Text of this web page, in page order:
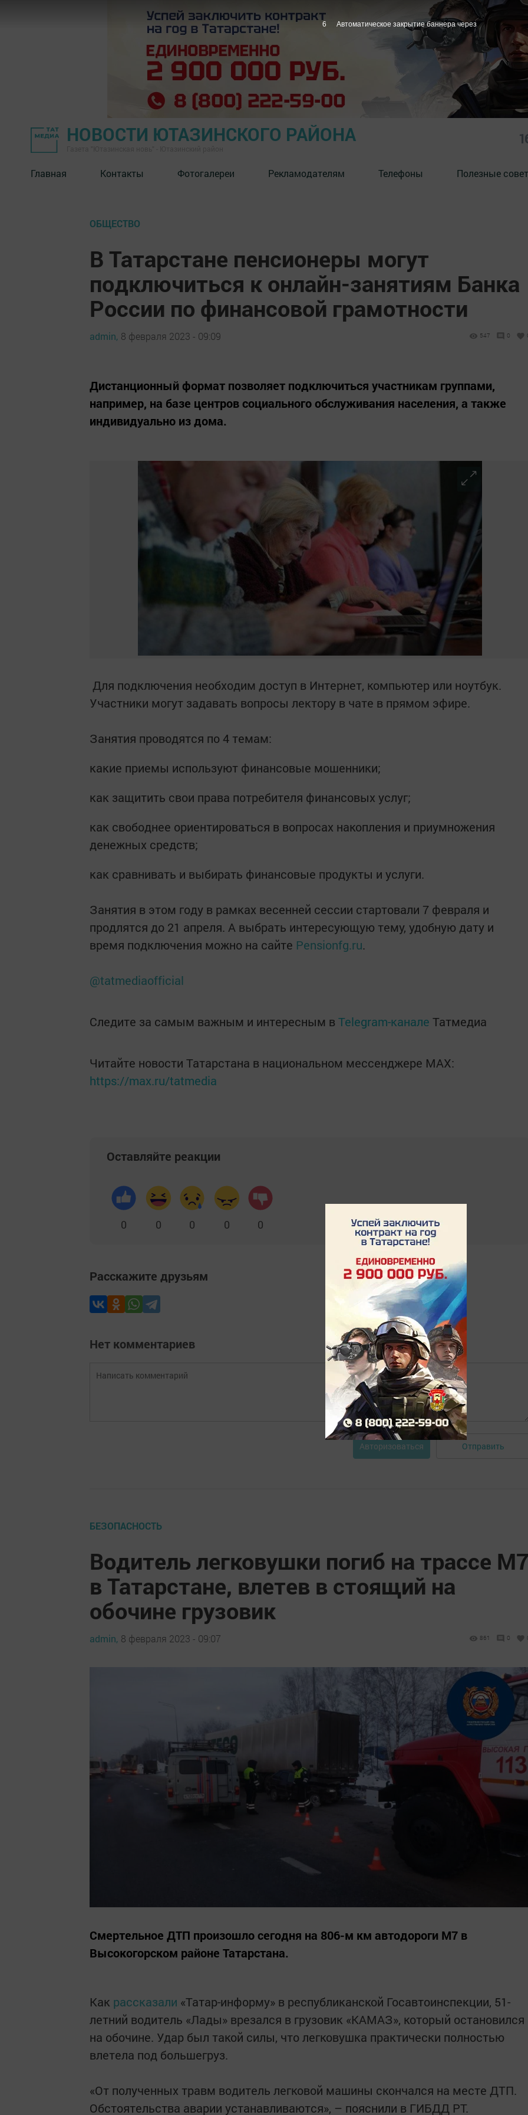
НОВОСТИ ЮТАЗИНСКОГО РАЙОНА
Главная Контакты Фотогалереи Рекламодателям Телефоны Полезные
ОБЩЕСТВО
В Татарстане пенсионеры могут
подключиться к онлайн-занятиям Банка
России по финансовой грамотности
admin, 8 февраля 2023 - 09:09 547 0
Дистанционный формат позволяет подключиться участникам группами,
например, на базе центров социального обслуживания населения, а также
индивидуально из дома.
Для подключения необходим доступ в Интернет, компьютер или ноутбук.
Участники могут задавать вопросы лектору в чате в прямом эфире.
Занятия проводятся по 4 темам:
какие приемы используют финансовые мошенники;
как защитить свои права потребителя финансовых услуг;
как свободнее ориентироваться в вопросах накопления и приумножения
денежных средств;
как сравнивать и выбирать финансовые продукты и услуги.
Занятия в этом году в рамках весенней сессии стартовали 7 февраля и
продлятся до 21 апреля. А выбрать интересующую тему, удобную дату и
время подключения можно на сайте Pensionfg.ru.
@tatmediaofficial
Следите за самым важным и интересным в Telegram-канале Татмедиа
Читайте новости Татарстана в национальном мессенджере MАХ:
https://max.ru/tatmedia
Оставляйте реакции
0 0 0 0 0
Расскажите друзьям
Нет комментариев
Авторизоваться Отправить
БЕЗОПАСНОСТЬ
Водитель легковушки погиб на трассе
в Татарстане, влетев в стоящий на
обочине грузовик
admin, 8 февраля 2023 - 09:07 861 0
Смертельное ДТП произошло сегодня на 806-м км автодороги М7 в
Высокогорском районе Татарстана.
Как рассказали «Татар-информу» в республиканской Госавтоинспекции, 51-
летний водитель «Лады» врезался в грузовик «КАМАЗ», который остановился
на обочине. Удар был такой силы, что легковушка практически полностью
влетела под большегруз.
«От полученных травм водитель легковой машины скончался на месте ДТП.
Обстоятельства аварии устанавливаются», – пояснили в ГИБДД РТ.
4 Автоматическое закрытие баннера через